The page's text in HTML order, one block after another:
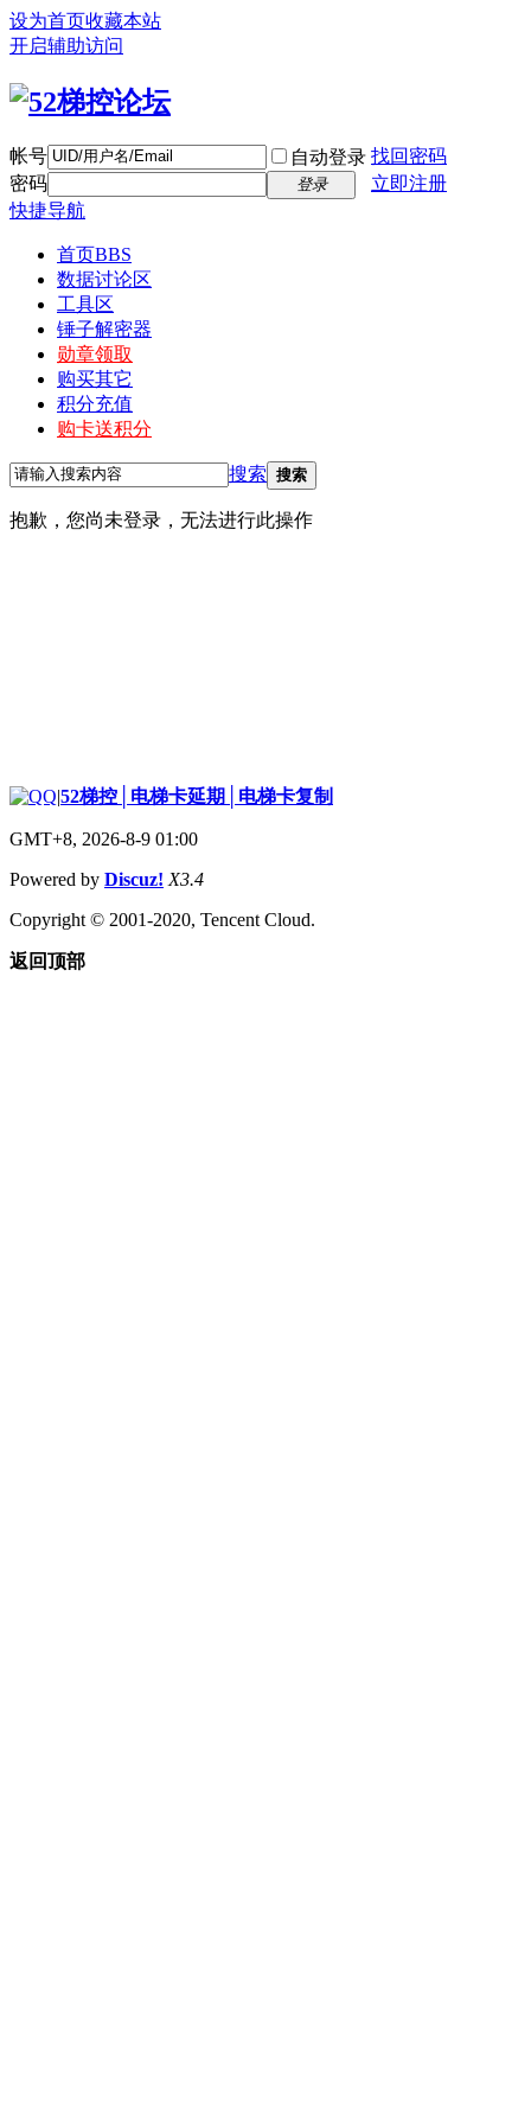
设为首页收藏本站
开启辅助访问
帐号 自动登录 找回密码
密码
登录
立即注册
快捷导航
首页BBS
数据讨论区
工具区
锤子解密器
勋章领取
购买其它
积分充值
购卡送积分
搜索 搜索
抱歉，您尚未登录，无法进行此操作
|52梯控│电梯卡延期│电梯卡复制
GMT+8, 2026-8-9 01:00
Powered by Discuz! X3.4
Copyright © 2001-2020, Tencent Cloud.
返回顶部